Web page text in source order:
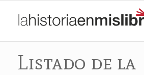
Listado de la